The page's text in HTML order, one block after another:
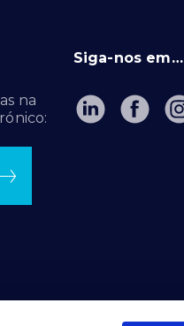
na
Siga-nos em…